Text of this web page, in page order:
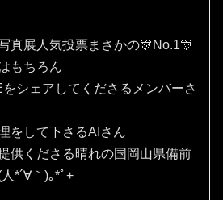
真展人気投票まさかの🎊No.1🎊
もちろん
シェアしてくださるメンバーさ
をして下さるAIさん
供くださる晴れの国岡山県備前
⁠*⁠´⁠∀⁠｀⁠)⁠｡⁠*ﾟ⁠+